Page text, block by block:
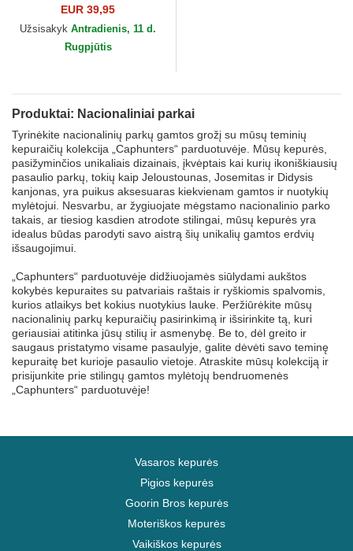
National Park American
Needle
EUR 39,95
Užsisakyk Antradienis, 11 d.
Rugpjūtis
Produktai: Nacionaliniai parkai
Tyrinėkite nacionalinių parkų gamtos grožį su mūsų teminių
kepuraičių kolekcija „Caphunters“ parduotuvėje. Mūsų kepurės,
pasižyminčios unikaliais dizainais, įkvėptais kai kurių ikoniškiausių
pasaulio parkų, tokių kaip Jeloustounas, Josemitas ir Didysis
kanjonas, yra puikus aksesuaras kiekvienam gamtos ir nuotykių
mylėtojui. Nesvarbu, ar žygiuojate mėgstamo nacionalinio parko
takais, ar tiesiog kasdien atrodote stilingai, mūsų kepurės yra
idealus būdas parodyti savo aistrą šių unikalių gamtos erdvių
išsaugojimui.
„Caphunters“ parduotuvėje didžiuojamės siūlydami aukštos
kokybės kepuraites su patvariais raštais ir ryškiomis spalvomis,
kurios atlaikys bet kokius nuotykius lauke. Peržiūrėkite mūsų
nacionalinių parkų kepuraičių pasirinkimą ir išsirinkite tą, kuri
geriausiai atitinka jūsų stilių ir asmenybę. Be to, dėl greito ir
saugaus pristatymo visame pasaulyje, galite dėvėti savo teminę
kepuraitę bet kurioje pasaulio vietoje. Atraskite mūsų kolekciją ir
prisijunkite prie stilingų gamtos mylėtojų bendruomenės
„Caphunters“ parduotuvėje!
Vasaros kepurės
Pigios kepurės
Goorin Bros kepurės
Moteriškos kepurės
Vaikiškos kepurės